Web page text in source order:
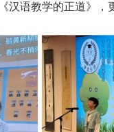
汉语教学的正道》，